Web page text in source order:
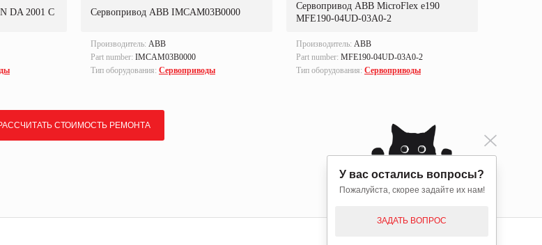
DA 2001 C Сервопривод ABB IMCAM03B0000
Производитель: ABB
Part number: IMCAM03B0000
Тип оборудования: Сервоприводы
Сервопривод ABB MicroFlex e190
MFE190-04UD-03A0-2
Производитель: ABB
Part number: MFE190-04UD-03A0-2
Тип оборудования: Сервоприводы
СТОИМОСТЬ РЕМОНТА
У вас остались вопросы?
Пожалуйста, скорее задайте их нам!
ЗАДАТЬ ВОПРОС